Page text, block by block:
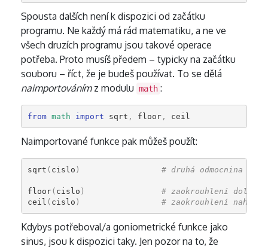
Spousta dalších není k dispozici od začátku
programu. Ne každý má rád matematiku, a ne ve
všech druzích programu jsou takové operace
potřeba. Proto musíš předem – typicky na začátku
souboru – říct, že je budeš používat. To se dělá
naimportovánímz modulu math :
from math import sqrt , floor, ceil
Naimportované funkce pak můžeš použít:
sqrt ( cislo ) # druhá odmocnina
floor( cislo )
# zaokrouhlení dolů
ceil ( cislo ) # zaokrouhlení nahoru
Kdybys potřeboval/a goniometrické funkce jako
sinus, jsou k dispozici taky. Jen pozor na to, že